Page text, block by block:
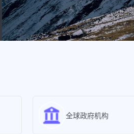
全球政府机构